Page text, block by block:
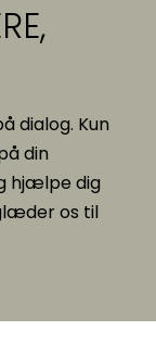
dialog. Kun
din
hjælpe dig
os til